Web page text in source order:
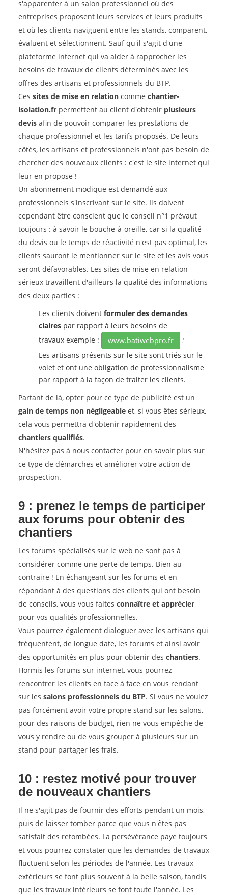
s'apparenter à un salon professionnel où des
entreprises proposent leurs services et leurs produits
et où les clients naviguent entre les stands, comparent,
évaluent et sélectionnent. Sauf qu'il s'agit d'une
plateforme internet qui va aider à rapprocher les
besoins de travaux de clients déterminés avec les
offres des artisans et professionnels du BTP.
Ces sites de mise en relation comme chantier-
isolation.fr permettent au client d'obtenir plusieurs
devis afin de pouvoir comparer les prestations de
chaque professionnel et les tarifs proposés. De leurs
côtés, les artisans et professionnels n'ont pas besoin de
chercher des nouveaux clients : c'est le site internet qui
leur en propose !
Un abonnement modique est demandé aux
professionnels s'inscrivant sur le site. Ils doivent
cependant être conscient que le conseil n°1 prévaut
toujours : à savoir le bouche-à-oreille, car si la qualité
du devis ou le temps de réactivité n'est pas optimal, les
clients sauront le mentionner sur le site et les avis vous
seront défavorables. Les sites de mise en relation
sérieux travaillent d'ailleurs la qualité des informations
des deux parties :
Les clients doivent formuler des demandes
claires par rapport à leurs besoins de
travaux exemple :
www.batiwebpro.fr
;
Les artisans présents sur le site sont triés sur le
volet et ont une obligation de professionnalisme
par rapport à la façon de traiter les clients.
Partant de là, opter pour ce type de publicité est un
gain de temps non négligeable et, si vous êtes sérieux,
cela vous permettra d'obtenir rapidement des
chantiers qualifiés.
N'hésitez pas à nous contacter pour en savoir plus sur
ce type de démarches et améliorer votre action de
prospection.
9 : prenez le temps de participer
aux forums pour obtenir des
chantiers
Les forums spécialisés sur le web ne sont pas à
considérer comme une perte de temps. Bien au
contraire ! En échangeant sur les forums et en
répondant à des questions des clients qui ont besoin
de conseils, vous vous faites connaître et apprécier
pour vos qualités professionnelles.
Vous pourrez également dialoguer avec les artisans qui
fréquentent, de longue date, les forums et ainsi avoir
des opportunités en plus pour obtenir des chantiers.
Hormis les forums sur internet, vous pourrez
rencontrer les clients en face à face en vous rendant
sur les salons professionnels du BTP. Si vous ne voulez
pas forcément avoir votre propre stand sur les salons,
pour des raisons de budget, rien ne vous empêche de
vous y rendre ou de vous grouper à plusieurs sur un
stand pour partager les frais.
10 : restez motivé pour trouver
de nouveaux chantiers
Il ne s'agit pas de fournir des efforts pendant un mois,
puis de laisser tomber parce que vous n'êtes pas
satisfait des retombées. La persévérance paye toujours
et vous pourrez constater que les demandes de travaux
fluctuent selon les périodes de l'année. Les travaux
extérieurs se font plus souvent à la belle saison, tandis
que les travaux intérieurs se font toute l'année. Les